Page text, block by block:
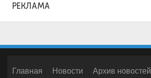
РЕКЛАМА
Главная Новости Архив новостей